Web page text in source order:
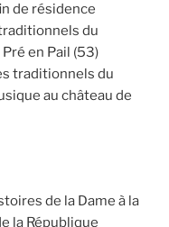
de résidence
du
en Pail (53)
traditionnels du
au château de
de la Dame à la
la République